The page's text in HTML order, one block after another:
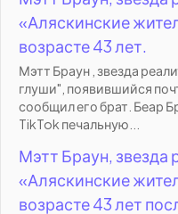
«Аляскинские
возрасте 43 лет.
Мэтт Браун , звезда
глуши", появившийся
сообщил его брат. Беар
TikTok печальную...
Мэтт Браун,
«Аляскинские
возрасте 43 лет